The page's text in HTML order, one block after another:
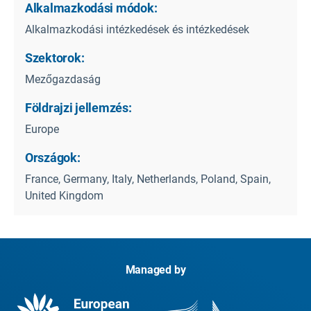
Alkalmazkodási módok:
Alkalmazkodási intézkedések és intézkedések
Szektorok:
Mezőgazdaság
Földrajzi jellemzés:
Europe
Országok:
France, Germany, Italy, Netherlands, Poland, Spain,
United Kingdom
Managed by